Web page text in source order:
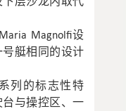
Magnolfi设
艇相同的设计
列的标志性特
与操控区、一